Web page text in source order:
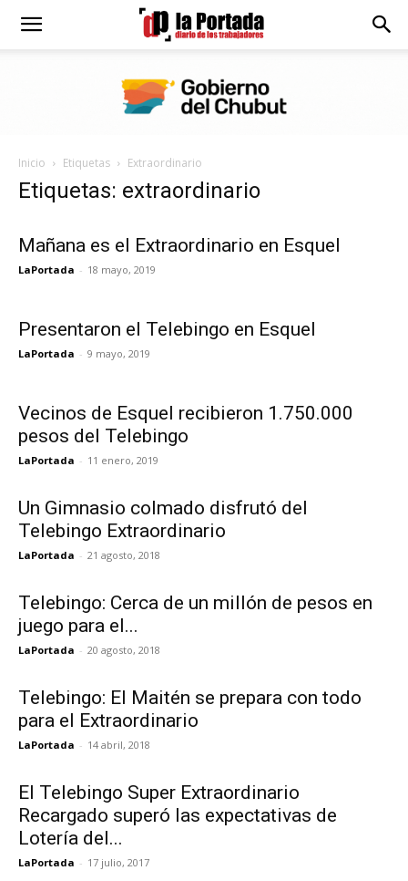
Diario
Portada
Inicio Etiquetas Extraordinario
Etiquetas: extraordinario
Mañana es el Extraordinario en Esquel
LaPortada - 18 mayo, 2019
Presentaron el Telebingo en Esquel
LaPortada - 9 mayo, 2019
Vecinos de Esquel recibieron 1.750.000
pesos del Telebingo
LaPortada - 11 enero, 2019
Un Gimnasio colmado disfrutó del
Telebingo Extraordinario
LaPortada - 21 agosto, 2018
Telebingo: Cerca de un millón de pesos en
juego para el...
LaPortada - 20 agosto, 2018
Telebingo: El Maitén se prepara con todo
para el Extraordinario
LaPortada - 14 abril, 2018
El Telebingo Super Extraordinario
Recargado superó las expectativas de
Lotería del...
LaPortada - 17 julio, 2017